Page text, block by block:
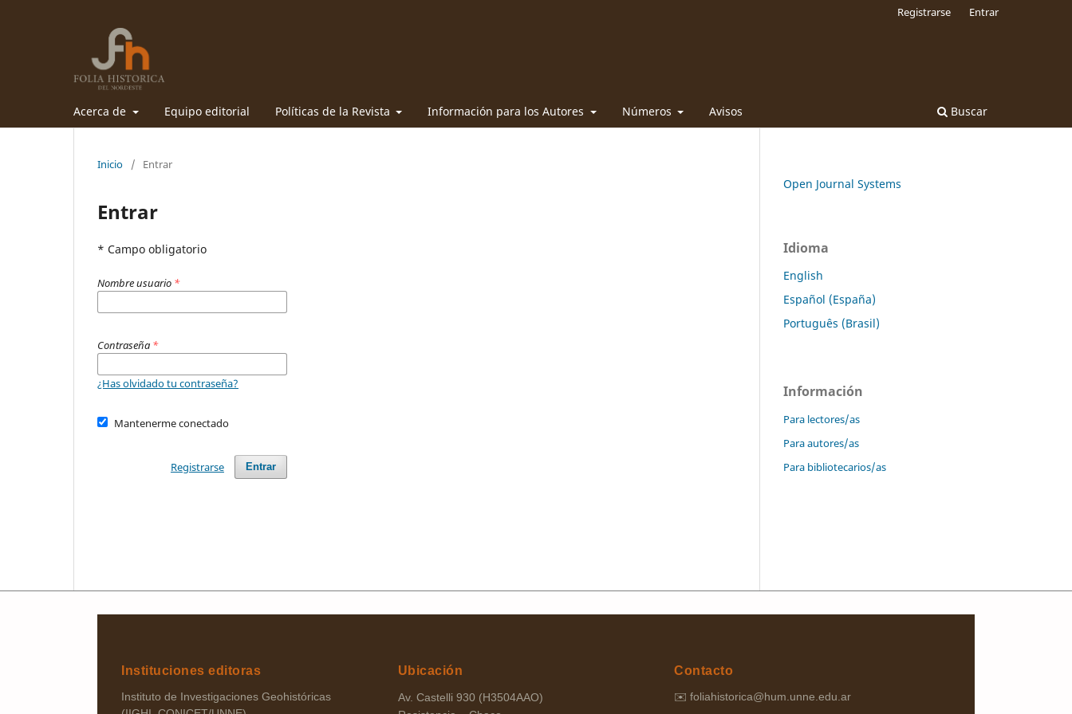
Acerca de Equipo editorial Políticas de la Revista Información para los Autores Números Avisos Buscar
Registrarse Entrar
Inicio / Entrar
Entrar
* Campo obligatorio
Nombre usuario *
Contraseña *
¿Has olvidado tu contraseña?
Mantenerme conectado
Entrar
Registrarse
Open Journal Systems
Idioma
English
Español (España)
Português (Brasil)
Información
Para lectores/as
Para autores/as
Para bibliotecarios/as
Instituciones editoras
Instituto de Investigaciones Geohistóricas
Ubicación
Av. Castelli 930 (H3504AAO)
Contacto
✉️foliahistorica@hum.unne.edu.ar